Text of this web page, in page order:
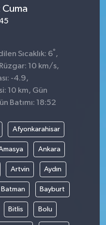
Sıcaklık: 6°,
10 km/s,
-4.9,
10 km, Gün
Batımı: 18:52
Afyonkarahisar
Ankara
Artvin Aydın
Batman Bayburt
Bitlis Bolu